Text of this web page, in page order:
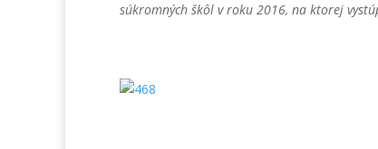
súkromných škôl v roku 2016, na ktorej